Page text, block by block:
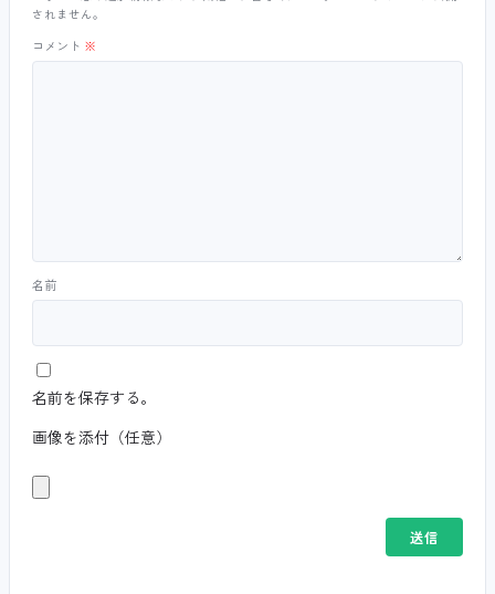
されません。
コメント ※
名前
名前を保存する。
画像を添付（任意）